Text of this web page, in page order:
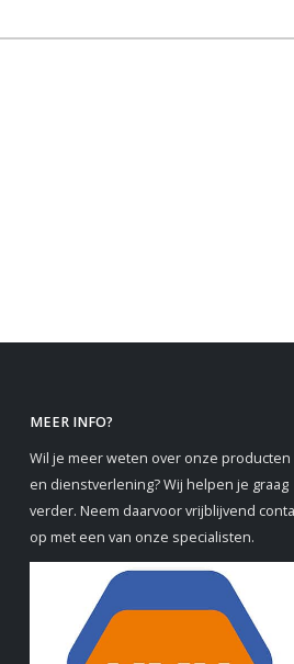
MEER INFO?
Wil je meer weten over onze producten
en dienstverlening? Wij helpen je graag
verder. Neem daarvoor vrijblijvend
op met een van onze specialisten.